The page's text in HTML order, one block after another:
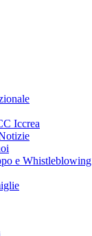
Iccrea
e Whistleblowing